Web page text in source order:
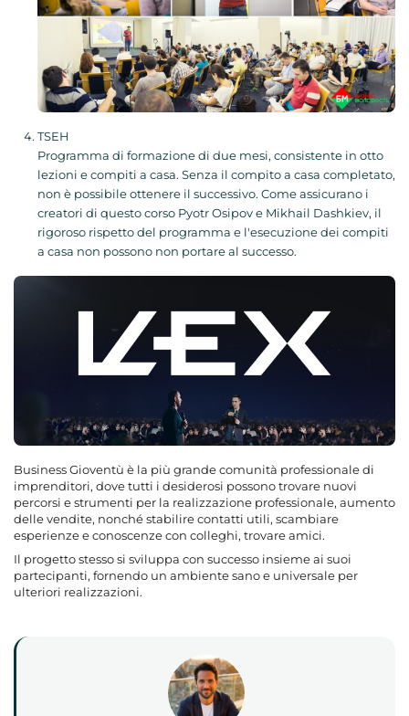
TSEH
Programma di formazione di due mesi, consistente in otto
lezioni e compiti a casa. Senza il compito a casa completato,
non è possibile ottenere il successivo. Come assicurano i
creatori di questo corso Pyotr Osipov e Mikhail Dashkiev, il
rigoroso rispetto del programma e l'esecuzione dei compiti
a casa non possono non portare al successo.
Business Gioventù è la più grande comunità professionale di
imprenditori, dove tutti i desiderosi possono trovare nuovi
percorsi e strumenti per la realizzazione professionale, aumento
delle vendite, nonché stabilire contatti utili, scambiare
esperienze e conoscenze con colleghi, trovare amici.
Il progetto stesso si sviluppa con successo insieme ai suoi
partecipanti, fornendo un ambiente sano e universale per
ulteriori realizzazioni.